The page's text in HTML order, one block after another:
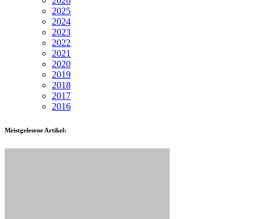
2025
2024
2023
2022
2021
2020
2019
2018
2017
2016
Meistgelesene Artikel: